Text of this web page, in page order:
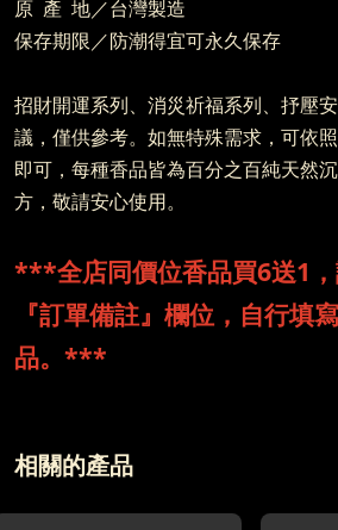
原 產 地／台灣製造
保存期限／防潮得宜可永久保存
招財開運系列、消災祈福系列、抒壓
議，僅供參考。如無特殊需求，可依
即可，每種香品皆為百分之百純天然
方，敬請安心使用。
***全店同價位香品買6送1
『訂單備註』欄位，自行填
品。***
相關的產品